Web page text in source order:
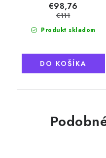
Produkt skladom
€98,76
€111
DO KOŠÍKA